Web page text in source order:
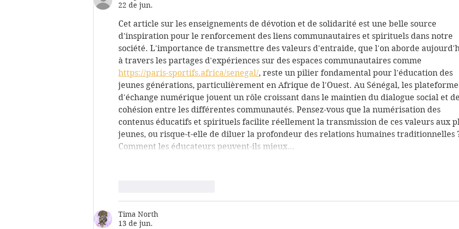
22 de jun.
Cet article sur les enseignements de dévotion et de solidarité est une belle source
d'inspiration pour le renforcement des liens communautaires et spirituels dans notre
société. L'importance de transmettre des valeurs d'entraide, que l'on aborde
à travers les partages d'expériences sur des espaces communautaires comme
https://paris-sportifs.africa/senegal/, reste un pilier fondamental pour l'éducation des
jeunes générations, particulièrement en Afrique de l'Ouest. Au Sénégal, les
d'échange numérique jouent un rôle croissant dans le maintien du dialogue social et
cohésion entre les différentes communautés. Pensez-vous que la numérisation des
contenus éducatifs et spirituels facilite réellement la transmission de ces valeurs aux
jeunes, ou risque-t-elle de diluer la profondeur des relations humaines traditionnelles
Comment les éducateurs peuvent-ils mieux…
Tima North
13 de jun.